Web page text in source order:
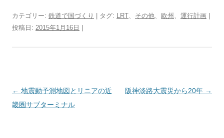
t
c
e
b
e
e
n
e
e
d
p
y
n
カテゴリー: 鉄道で国づくり | タグ: LRT、 その他、 欧州 、 運行計画
投稿日: 2015年1月16日
投
稿
← 地震動予測地図とリニアの近
畿圏サブターミナル
阪神淡路大震災から20年 →